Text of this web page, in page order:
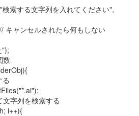
索する文字列を入れてください",
キャンセルされたら何もしない
");
数
字列を検索する
i++){